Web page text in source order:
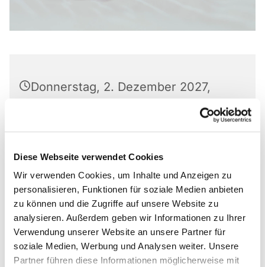
Diese Webseite verwendet Cookies
Wir verwenden Cookies, um Inhalte und Anzeigen zu
personalisieren, Funktionen für soziale Medien anbieten
zu können und die Zugriffe auf unsere Website zu
analysieren. Außerdem geben wir Informationen zu Ihrer
Verwendung unserer Website an unsere Partner für
soziale Medien, Werbung und Analysen weiter. Unsere
Partner führen diese Informationen möglicherweise mit
Donnerstag, 2. Dezember 2027,
Markus-Gemeindezentrum,
Bastfelder Weg 30, 33098
Paderborn
Irmgard Dreyer-Elison